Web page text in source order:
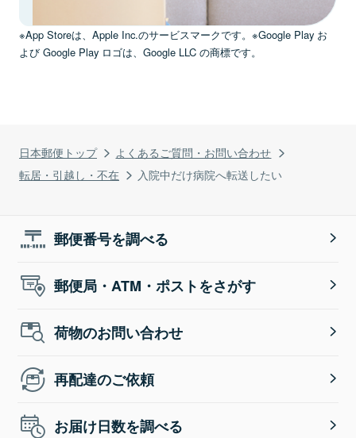
日本郵便トップ
よくあるご質問・お問い合わせ
転居・引越し・不在
入院中だけ病院へ転送したい
※App Storeは、Apple Inc.のサービスマークです。※Google Play お
よび Google Play ロゴは、Google LLC の商標です。
郵便番号を調べる
郵便局・ATM・ポストをさがす
荷物のお問い合わせ
再配達のご依頼
お届け日数を調べる